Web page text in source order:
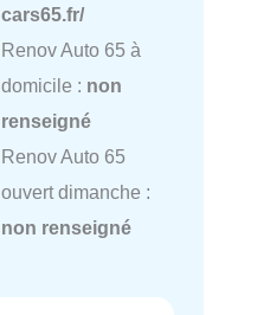
cars65.fr/
Renov Auto 65 à
domicile : non
renseigné
Renov Auto 65
ouvert dimanche :
non renseigné